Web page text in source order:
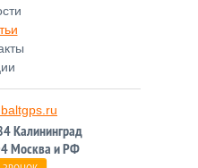
Калининград
Москва и РФ